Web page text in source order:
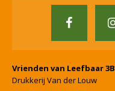
Vrienden van Leefbaar 3B
Drukkerij Van der Louw